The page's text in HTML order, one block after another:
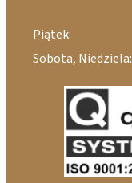
Piątek:
Sobota, Niedziela: